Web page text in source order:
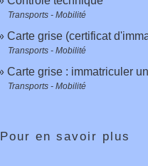
Transports - Mobilité
Carte grise (certificat
Transports - Mobilité
Carte grise : immatriculer
Transports - Mobilité
Pour en savoir plus